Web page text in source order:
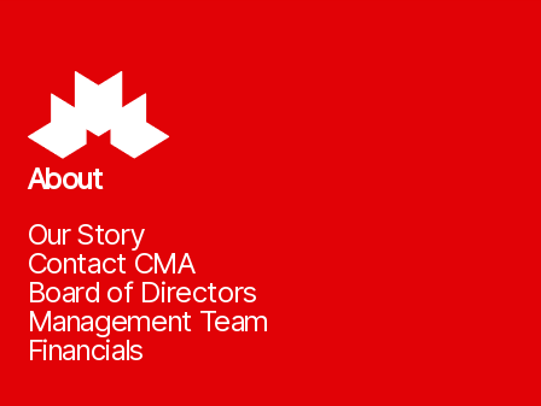
About
Our Story
Contact CMA
Board of Directors
Management Team
Financials